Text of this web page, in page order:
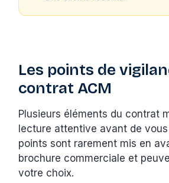
Les points de
contrat ACM
Plusieurs éléments du contrat
lecture attentive avant de vous
points sont rarement mis en
brochure commerciale et
votre choix.